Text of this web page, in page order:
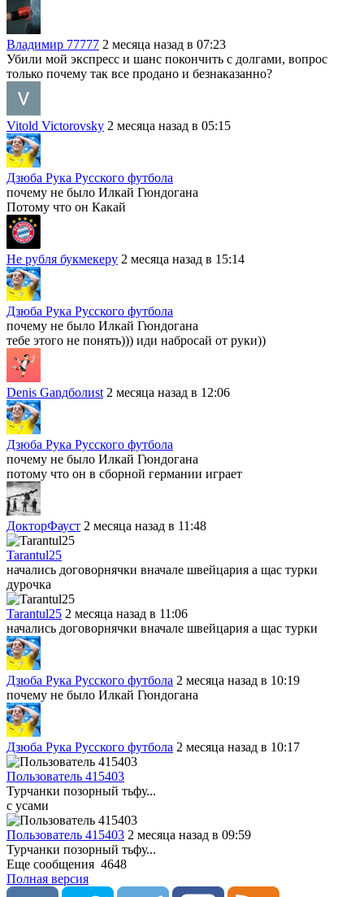
Владимир 77777 2 месяца назад в 07:23
Убили мой экспресс и шанс покончить с долгами, вопрос
только почему так все продано и безнаказанно?
Vitold Victorovsky 2 месяца назад в 05:15
Дзюба Рука Русского футбола
почему не было Илкай Гюндогана
Потому что он Какай
Не рубля букмекеру 2 месяца назад в 15:14
Дзюба Рука Русского футбола
почему не было Илкай Гюндогана
тебе этого не понять))) иди набросай от руки))
Denis Ganдболиst 2 месяца назад в 12:06
Дзюба Рука Русского футбола
почему не было Илкай Гюндогана
потому что он в сборной германии играет
ДокторФауст 2 месяца назад в 11:48
Tarantul25
начались договорнячки вначале швейцария а щас турки
дурочка
Tarantul25 2 месяца назад в 11:06
начались договорнячки вначале швейцария а щас турки
Дзюба Рука Русского футбола 2 месяца назад в 10:19
почему не было Илкай Гюндогана
Дзюба Рука Русского футбола 2 месяца назад в 10:17
Пользователь 415403
Турчанки позорный тьфу...
с усами
Пользователь 415403 2 месяца назад в 09:59
Турчанки позорный тьфу...
Еще сообщения 4648
Полная версия